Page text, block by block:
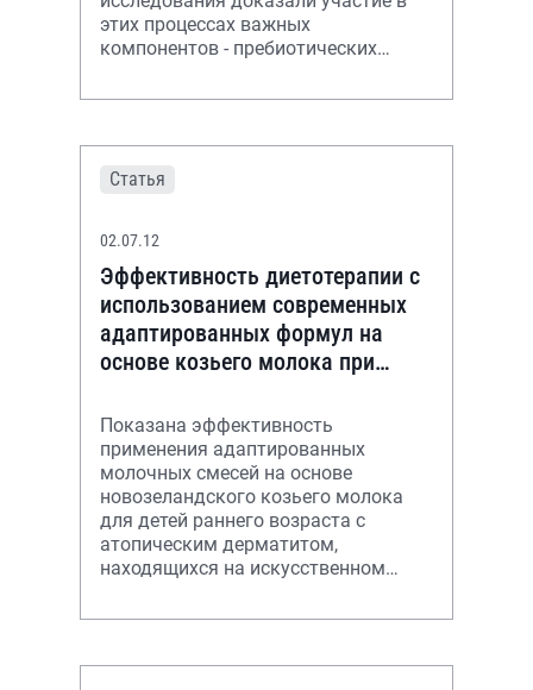
этих процессах важных
компонентов - пребиотических
полиненасыщенных жирных кислот,
Статья
02.07.12
Эффективность диетотерапии с
использованием современных
адаптированных формул на
основе козьего молока при
грудного возр
Показана эффективность
применения адаптированных
молочных смесей на основе
новозеландского козьего молока
для детей раннего возраста с
атопическим дерматитом,
находящихся на искусственном